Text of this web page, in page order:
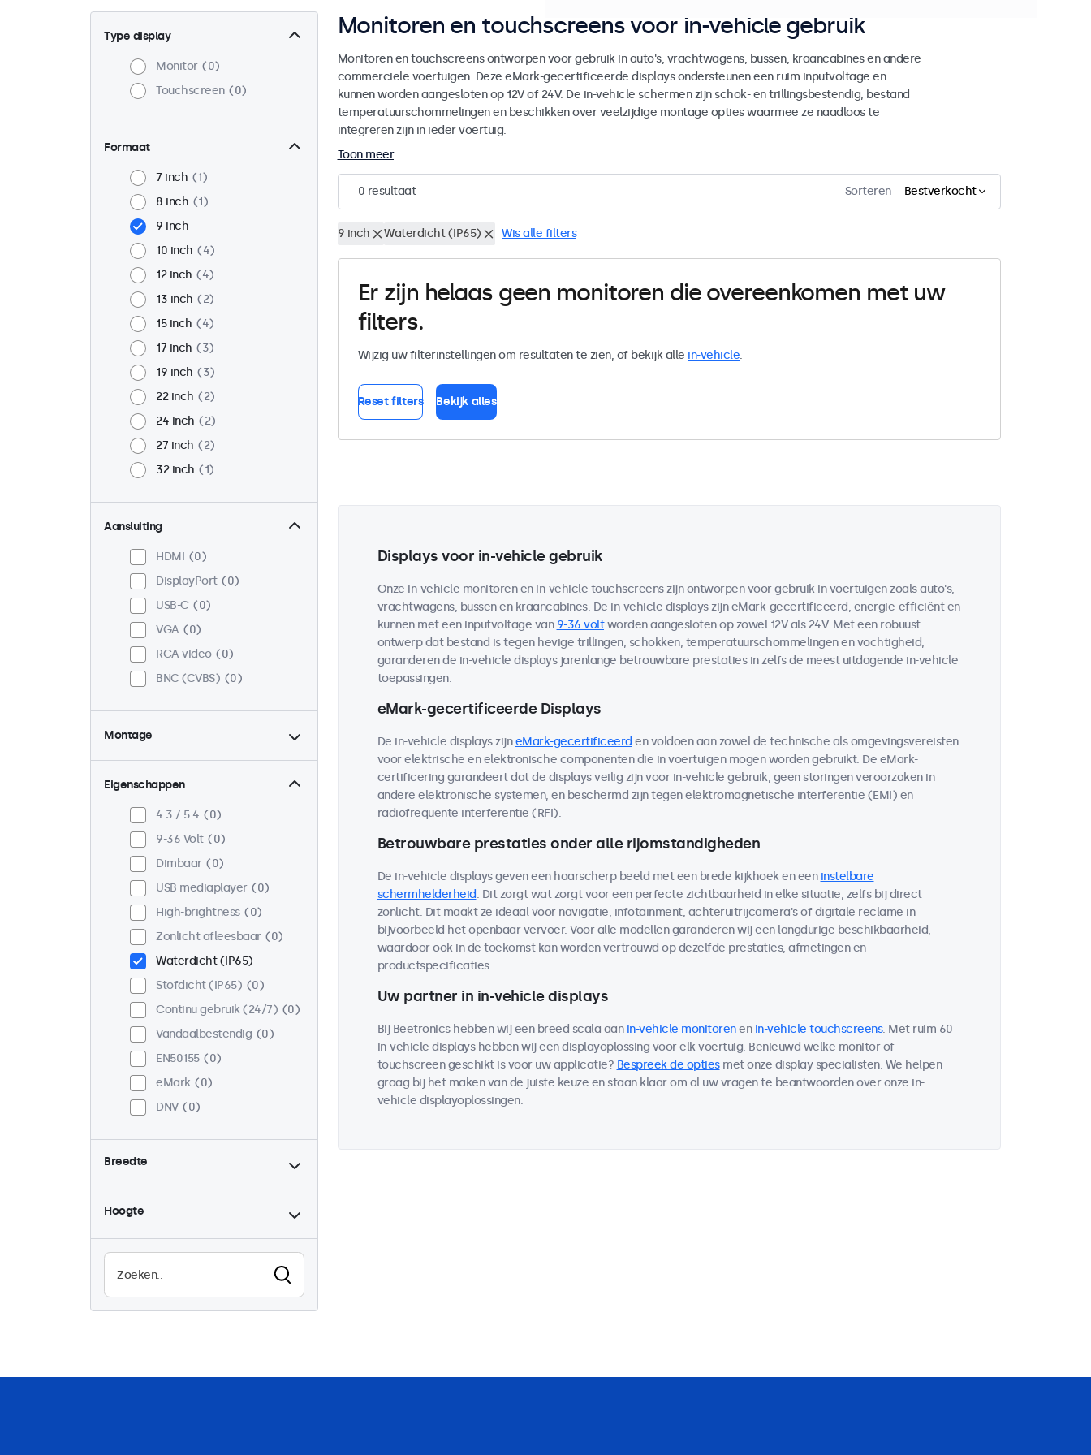
Type display
Monitor
0
Touchscreen
0
Formaat
7 inch
1
8 inch
1
9 inch
10 inch
4
12 inch
4
13 inch
2
15 inch
4
17 inch
3
19 inch
3
22 inch
2
24 inch
2
27 inch
2
32 inch
1
Aansluiting
HDMI
0
DisplayPort
0
USB-C
0
VGA
0
RCA video
0
BNC (CVBS)
0
Montage
Desktop
0
Wand
Panel mount
Inbouw
0
Rackmontage (19 inch)
VESA 75 x 75
VESA 100 x 100
0
Eigenschappen
4:3 / 5:4
0
9-36 Volt
0
Dimbaar
0
USB mediaplayer
0
High-brightness
0
Zonlicht afleesbaar
0
Waterdicht (IP65)
Stofdicht (IP65)
0
Continu gebruik (24/7)
0
Vandaalbestendig
0
EN50155
0
eMark
0
DNV
0
Breedte
Hoogte
Monitoren en touchscreens voor in-vehicle gebruik
Monitoren en touchscreens ontworpen voor gebruik in auto's, vrachtwagens, bussen, kraancabines en andere
commerciele voertuigen. Deze eMark-gecertificeerde displays ondersteunen een ruim inputvoltage en
kunnen worden aangesloten op 12V of 24V. De in-vehicle schermen zijn schok- en trillingsbestendig, bestand
temperatuurschommelingen en beschikken over veelzijdige montage opties waarmee ze naadloos te
integreren zijn in ieder voertuig.
Toon meer
0 resultaat Sorteren Bestverkocht
9 inch Waterdicht (IP65) Wis alle filters
Er zijn helaas geen monitoren die overeenkomen met uw
filters.
Wijzig uw filterinstellingen om resultaten te zien, of bekijk alle in-vehicle.
Reset filters Bekijk alles
Displays voor in-vehicle gebruik
Onze in-vehicle monitoren en in-vehicle touchscreens zijn ontworpen voor gebruik in voertuigen zoals auto's,
vrachtwagens, bussen en kraancabines. De in-vehicle displays zijn eMark-gecertificeerd, energie-efficiënt en
kunnen met een inputvoltage van 9-36 voltworden aangesloten op zowel 12V als 24V. Met een robuust
ontwerp dat bestand is tegen hevige trillingen, schokken, temperatuurschommelingen en vochtigheid,
garanderen de in-vehicle displays jarenlange betrouwbare prestaties in zelfs de meest uitdagende in-vehicle
toepassingen.
eMark-gecertificeerde Displays
De in-vehicle displays zijneMark-gecertificeerd en voldoen aan zowel de technische als omgevingsvereisten
voor elektrische en elektronische componenten die in voertuigen mogen worden gebruikt. De eMark-
certificering garandeert dat de displays veilig zijn voor in-vehicle gebruik, geen storingen veroorzaken in
andere elektronische systemen, en beschermd zijn tegen elektromagnetische interferentie (EMI) en
radiofrequente interferentie (RFI).
Betrouwbare prestaties onder alle rijomstandigheden
De in-vehicle displays geven een haarscherp beeld met een brede kijkhoek en een instelbare
schermhelderheid. Dit zorgt wat zorgt voor een perfecte zichtbaarheid in elke situatie, zelfs bij direct
zonlicht. Dit maakt ze ideaal voor navigatie, infotainment, achteruitrijcamera's of digitale reclame in
bijvoorbeeld het openbaar vervoer. Voor alle modellen garanderen wij een langdurige beschikbaarheid,
waardoor ook in de toekomst kan worden vertrouwd op dezelfde prestaties, afmetingen en
productspecificaties.
Uw partner in in-vehicle displays
Bij Beetronics hebben wij een breed scala aan in-vehicle monitorenen in-vehicle touchscreens. Met ruim 60
in-vehicle displays hebben wij een displayoplossing voor elk voertuig. Benieuwd welke monitor of
touchscreen geschikt is voor uw applicatie? Bespreek de optiesmet onze display specialisten. We helpen
graag bij het maken van de juiste keuze en staan klaar om al uw vragen te beantwoorden over onze in-
vehicle displayoplossingen.